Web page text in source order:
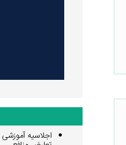
اجلاسیه